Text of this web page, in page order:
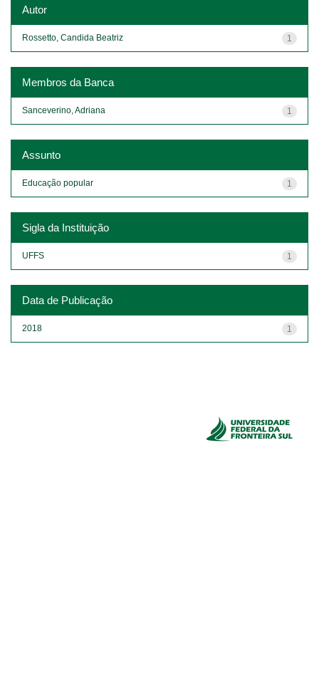
Autor
1
Rossetto, Candida Beatriz
Membros da Banca
1
Sanceverino, Adriana
Assunto
1
Educação popular
Sigla da Instituição
1
UFFS
Data de Publicação
1
2018